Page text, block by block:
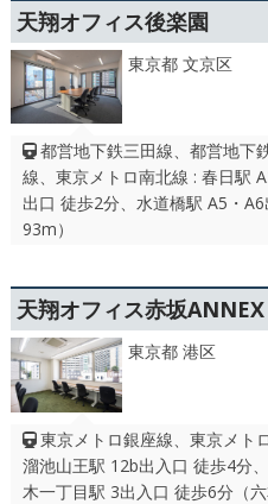
天翔オフィス後楽園
東京都 文京区
都営地下鉄三田線、都営地下
線、東京メトロ南北線 : 春日駅
出口 徒歩2分、水道橋駅 A5・
93m）
天翔オフィス赤坂ANNEX
東京都 港区
東京メトロ銀座線、東京メト
溜池山王駅 12b出入口 徒歩4分
木一丁目駅 3出入口 徒歩6分（